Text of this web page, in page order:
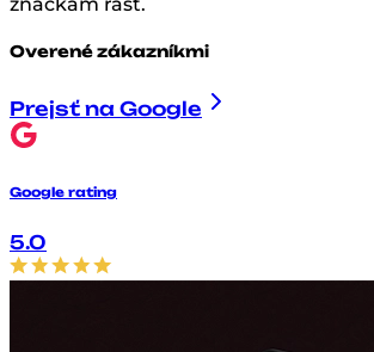
Overené zákazníkmi
Prejsť na Google
Google rating
5.0